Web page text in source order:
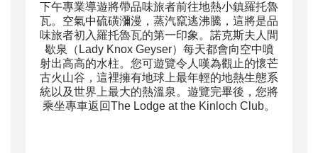
下午專業導遊將帶品味旅者前往地熱小鎮羅托魯
瓦。空氣中硫磺瀰漫，蒸汽竄逃沸騰，這將是品
味旅者初入羅托魯瓦的第一印象。諾克斯夫人間
歇泉（Lady Knox Geyser）每天都會向空中噴
射出高高的水柱。您可遊覽令人嘆為觀止的懷芒
古火山谷，這裡擁有地球上最年輕的地熱生態系
統以及世界上最大的熱溫泉。遊覽完畢後，您將
乘坐專車返回The Lodge at the Kinloch Club。